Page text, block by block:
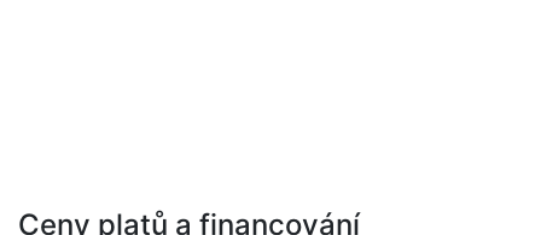
Ceny platů a financování